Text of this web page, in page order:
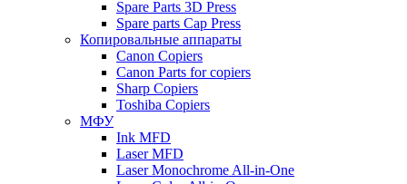
Spare Parts 3D Press
Spare parts Cap Press
Копировальные аппараты
Canon Copiers
Canon Parts for copiers
Sharp Copiers
Toshiba Copiers
МФУ
Ink MFD
Laser MFD
Laser Monochrome All-in-One